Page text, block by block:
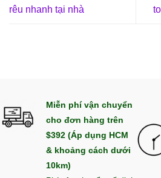
rêu nhanh tại nhà
Miễn phí vận chuyển
cho đơn hàng trên
$392 (Áp dụng HCM
& khoảng cách dưới
10km)